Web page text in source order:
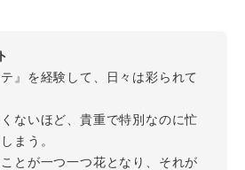
』を経験して、日々は彩られて
ないほど、貴重で特別なのに忙
まう。
とが一つ一つ花となり、それが